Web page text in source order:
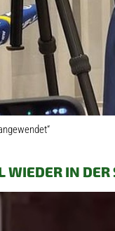
WIEDER IN DER